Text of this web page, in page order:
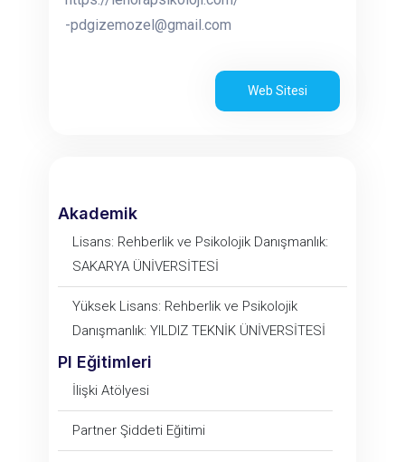
-pdgizemozel@gmail.com
Web Sitesi
Akademik
Lisans: Rehberlik ve Psikolojik Danışmanlık:
SAKARYA ÜNİVERSİTESİ
Yüksek Lisans: Rehberlik ve Psikolojik
Danışmanlık: YILDIZ TEKNİK ÜNİVERSİTESİ
PI Eğitimleri
İlişki Atölyesi
Partner Şiddeti Eğitimi